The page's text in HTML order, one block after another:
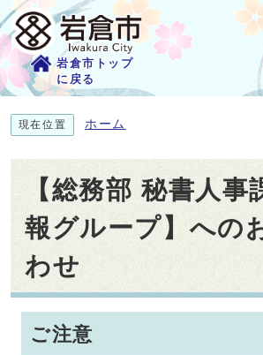
岩倉市トップ
に戻る
現在位置 ホーム
【総務部 秘書人事
報グループ】への
わせ
ご注意